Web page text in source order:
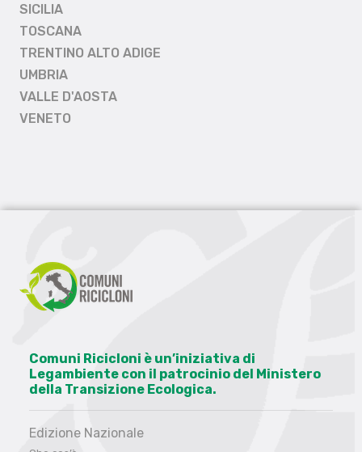
SICILIA
TOSCANA
TRENTINO ALTO ADIGE
UMBRIA
VALLE D'AOSTA
VENETO
Comuni Ricicloni è un’iniziativa di
Legambiente con il patrocinio del Ministero
della Transizione Ecologica.
Edizione Nazionale